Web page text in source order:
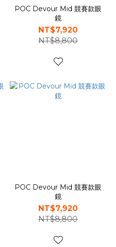
POC Devour Mid 競賽款眼
鏡
NT$7,920
NT$8,800
POC Devour Mid 競賽款眼
鏡
NT$7,920
NT$8,800